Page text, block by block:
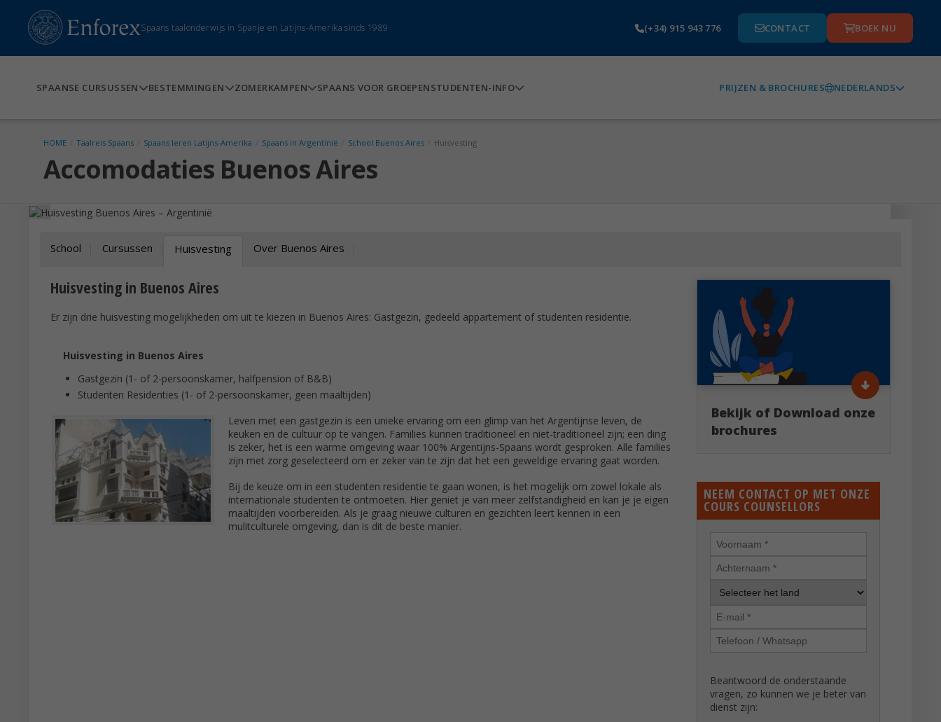
Spaans taalonderwijs in Spanje en Latijns-Amerika sinds 1989 (+34) 915 943 776 CONTACT BOEK NU
SPAANSE CURSUSSEN BESTEMMINGEN ZOMERKAMPEN SPAANS VOOR GROEPENSTUDENTEN-INFO PRIJZEN & BROCHURES NEDERLANDS
HOME Taalreis Spaans Spaans leren Latijns-Amerika Spaans in Argentinië School Buenos Aires Huisvesting
Accomodaties Buenos Aires
School Cursussen Huisvesting Over Buenos Aires
Huisvesting in Buenos Aires
Er zijn drie huisvesting mogelijkheden om uit te kiezen in Buenos Aires: Gastgezin, gedeeld appartement of studenten residentie.
Huisvesting in Buenos Aires
Gastgezin (1- of 2-persoonskamer, halfpension of B&B)
Studenten Residenties (1- of 2-persoonskamer, geen maaltijden)
Leven met een gastgezin is een unieke ervaring om een glimp van het Argentijnse leven, de
keuken en de cultuur op te vangen. Families kunnen traditioneel en niet-traditioneel zijn; een ding
is zeker, het is een warme omgeving waar 100% Argentijns-Spaans wordt gesproken. Alle families
zijn met zorg geselecteerd om er zeker van te zijn dat het een geweldige ervaring gaat worden.
Bij de keuze om in een studenten residentie te gaan wonen, is het mogelijk om zowel lokale als
internationale studenten te ontmoeten. Hier geniet je van meer zelfstandigheid en kan je je eigen
maaltijden voorbereiden. Als je graag nieuwe culturen en gezichten leert kennen in een
mulitculturele omgeving, dan is dit de beste manier.
Bekijk of Download onze
brochures
NEEM CONTACT OP MET ONZE
COURS COUNSELLORS
Beantwoord de onderstaande
vragen, zo kunnen we je beter van
dienst zijn: